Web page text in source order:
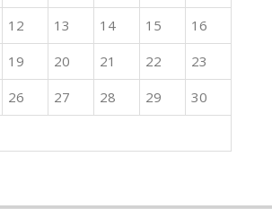
12 13 14 15
16
19 20 21 22
23
26 27 28 29
30